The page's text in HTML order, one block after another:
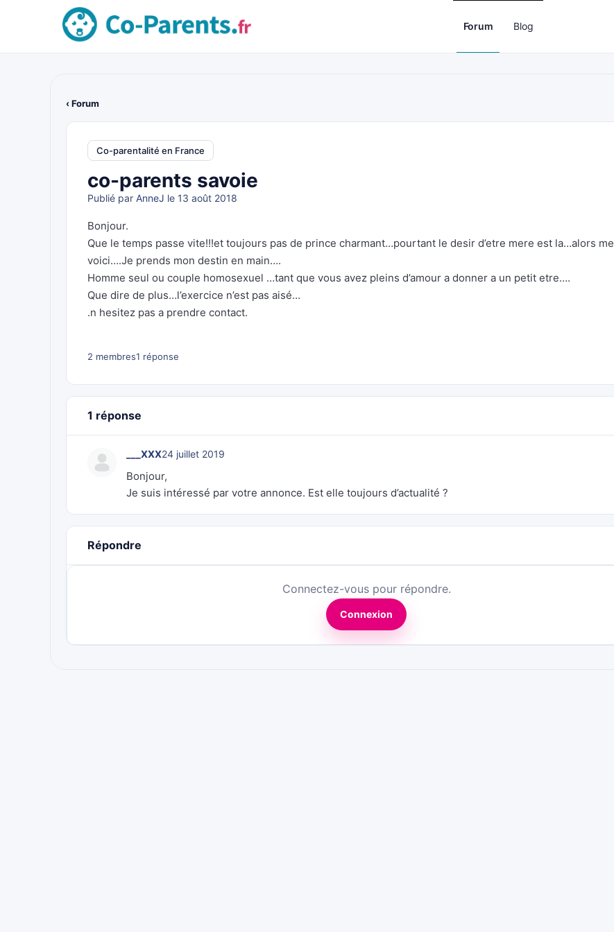
Forum Blog
‹ Forum
Co-parentalité en France
co-parents savoie
Publié par AnneJ le 13 août 2018
Bonjour.
Que le temps passe vite!!!et toujours pas de prince charmant…pourtant le desir d’etre mere est la…alors me
voici….Je prends mon destin en main….
Homme seul ou couple homosexuel …tant que vous avez pleins d’amour a donner a un petit etre….
Que dire de plus…l’exercice n’est pas aisé…
.n hesitez pas a prendre contact.
2 membres1 réponse
1 réponse
___XXX24 juillet 2019
Bonjour,
Je suis intéressé par votre annonce. Est elle toujours d’actualité ?
Répondre
Connectez-vous pour répondre.
Connexion